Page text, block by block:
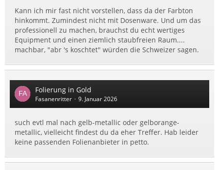
Kann ich mir fast nicht vorstellen, dass da der Farbton
hinkommt. Zumindest nicht mit Dosenware. Und um das
professionell zu machen, brauchst du echt wertiges
Equipment und einen ziemlich staubfreien Raum....
machbar, "abr 's koschtet" würden die Schweizer sagen.
Folierung in Gold
Fasanenritter 9. Januar 2026
such evtl mal nach gelb-metallic oder gelborange-
metallic, vielleicht findest du da eher Treffer. Hab leider
keine passenden Folienanbieter in petto.